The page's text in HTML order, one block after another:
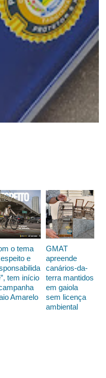
o tema
e
tem início
Amarelo
GMAT
apreende
canários-da-
terra mantidos
em gaiola
sem licença
ambiental